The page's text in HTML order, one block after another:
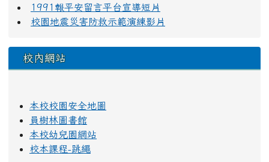
1991報平安留言平台宣導短片
校園地震災害防救示範演練影片
校內網站
本校校園安全地圖
員樹林圖書館
本校幼兒園網站
校本課程-跳繩